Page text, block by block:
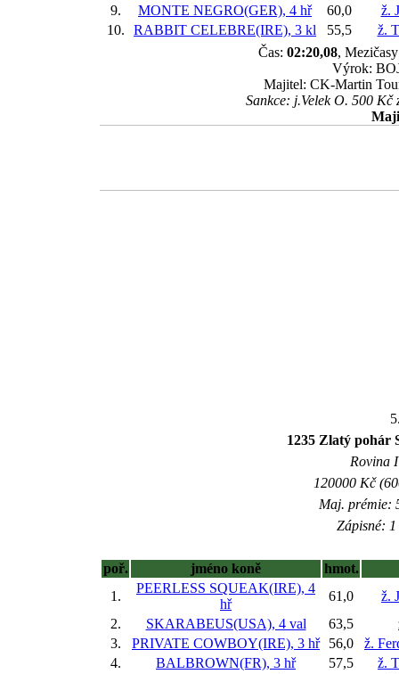
9. MONTE NEGRO(GER), 4 hř 60,0
ž.
10.
RABBIT CELEBRE(IRE), 3 kl 55,5
ž.
Čas: 02:20,08,
Výrok:
Majitel: CK-Martin
Sankce: j.Velek O. 500 Kč
1235 Zlatý pohár
Rovina
120000 Kč
Maj. prémie:
Zápisné:
poř. jméno koně
hmot.
1.
PEERLESS SQUEAK(IRE), 4
hř
61,0
ž.
2.
SKARABEUS(USA), 4 val 63,5
3.
PRIVATE COWBOY(IRE), 3 hř 56,0
ž.
4.
BALBROWN(FR), 3 hř 57,5
ž.